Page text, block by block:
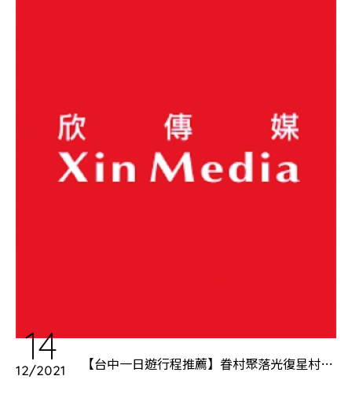
14
12/2021
【台中一日遊行程推薦】眷村聚落光復星村、